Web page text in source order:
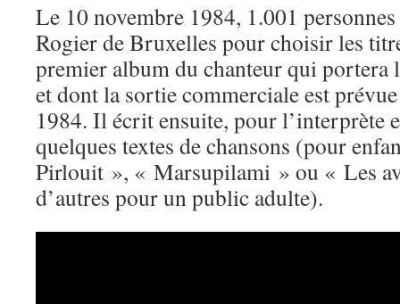
Le 10 novembre 1984, 1.001
Rogier de Bruxelles pour choisir les
premier album du chanteur qui
et dont la sortie commerciale est
1984. Il écrit ensuite, pour l’interprète
quelques textes de chansons (pour
Pirlouit », « Marsupilami » ou « Les
d’autres pour un public adulte).